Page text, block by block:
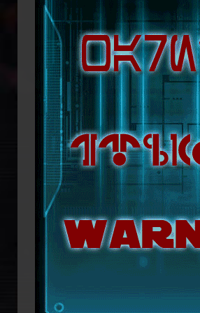
republikanische
Lage ist,
Doch das
Truppenverbände
Coruscant über das
mit blutiger
Imperators. Mit
ihn mit der
Eindruck einer
sichert sich